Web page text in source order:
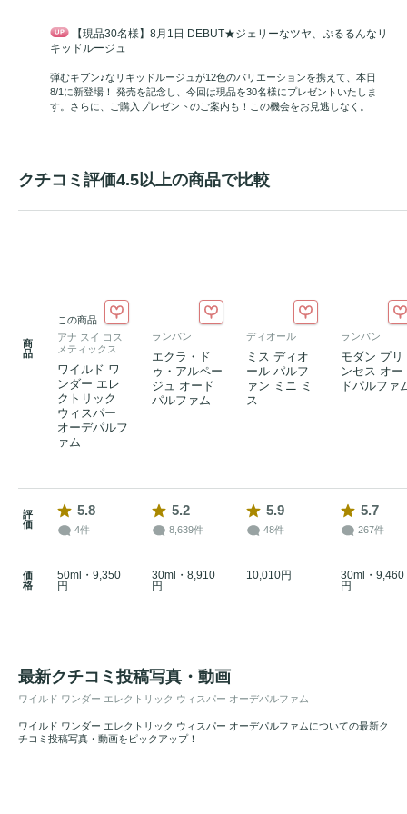
【現品30名様】8月1日 DEBUT★ジェリーなツヤ、ぷるるんなリ
キッドルージュ
弾むキブン♪なリキッドルージュが12色のバリエーションを携えて、本日
8/1に新登場！ 発売を記念し、今回は現品を30名様にプレゼントいたしま
す。さらに、ご購入プレゼントのご案内も！この機会をお見逃しなく。
クチコミ評価4.5以上の商品で比較
商
品
この商品
アナ スイ コス
メティックス
ワイルド ワ
ンダー エレ
クトリック
ウィスパー
オーデパルフ
ァム
ランバン
エクラ・ド
ゥ・アルペー
ジュ オード
パルファム
ディオール
ミス ディオ
ール パルフ
ァン ミニ ミ
ス
ランバン
モダン プリ
ンセス オー
ドパルファ
評
価
5.8
4件
5.2
8,639件
5.9
48件
5.7
267件
価
格
50ml・9,350
円
30ml・8,910
円
10,010円
30ml・9,460
円
最新クチコミ投稿写真・動画
ワイルド ワンダー エレクトリック ウィスパー オーデパルファム
ワイルド ワンダー エレクトリック ウィスパー オーデパルファムについての最新ク
チコミ投稿写真・動画をピックアップ！